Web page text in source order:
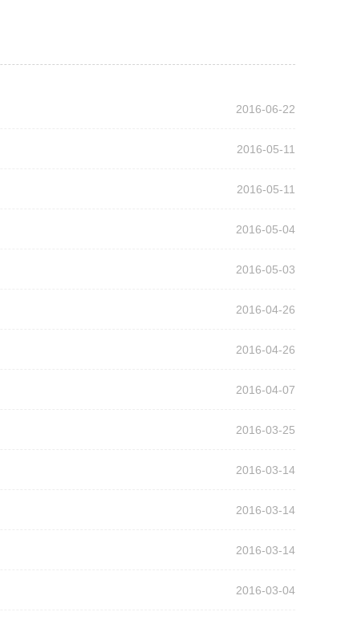
2016-06-22
2016-05-11
2016-05-11
2016-05-04
2016-05-03
2016-04-26
2016-04-26
2016-04-07
2016-03-25
2016-03-14
2016-03-14
2016-03-14
2016-03-04